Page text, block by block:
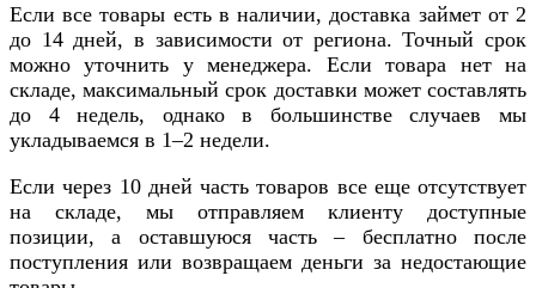
Если все товары есть в наличии, доставка займет от 2
до 14 дней, в зависимости от региона. Точный срок
можно уточнить у менеджера. Если товара нет на
складе, максимальный срок доставки может составлять
до 4 недель, однако в большинстве случаев мы
укладываемся в 1–2 недели.
Если через 10 дней часть товаров все еще отсутствует
на складе, мы отправляем клиенту доступные
позиции, а оставшуюся часть – бесплатно после
поступления или возвращаем деньги за недостающие